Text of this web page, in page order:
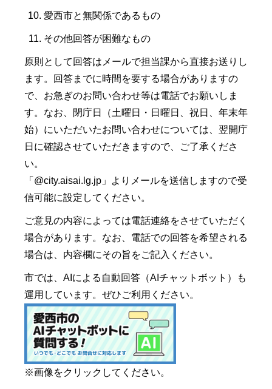
愛西市と無関係であるもの
その他回答が困難なもの
原則として回答はメールで担当課から直接お送りし
ます。回答までに時間を要する場合がありますの
で、お急ぎのお問い合わせ等は電話でお願いしま
す。なお、閉庁日（土曜日・日曜日、祝日、年末年
始）にいただいたお問い合わせについては、翌開庁
日に確認させていただきますので、ご了承くださ
い。
「@city.aisai.lg.jp」よりメールを送信しますので受
信可能に設定してください。
ご意見の内容によっては電話連絡をさせていただく
場合があります。なお、電話での回答を希望される
場合は、内容欄にその旨をご記入ください。
市では、AIによる自動回答（AIチャットボット）も
運用しています。ぜひご利用ください。
※画像をクリックしてください。